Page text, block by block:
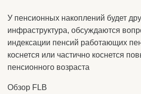
У пенсионных накоплений будет
инфраструктура, обсуждаются
индексации пенсий работающих
коснется или частично коснется
пенсионного возраста
Обзор FLB